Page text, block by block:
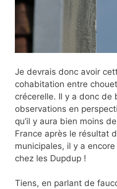
Je devrais donc avoir
cohabitation entre
crécerelle. Il y a donc de
observations en
qu’il y aura bien moins
France après le résultat
municipales, il y a
chez les Dupdup !
Tiens, en parlant de